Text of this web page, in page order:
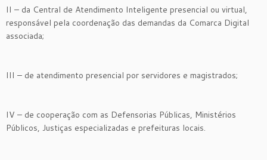
II – da Central de Atendimento Inteligente presencial ou virtual,
responsável pela coordenação das demandas da Comarca Digital
associada;
III – de atendimento presencial por servidores e magistrados;
IV – de cooperação com as Defensorias Públicas, Ministérios
Públicos, Justiças especializadas e prefeituras locais.